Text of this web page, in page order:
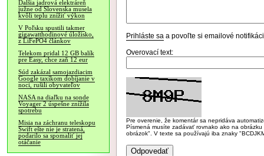
Ďalšia jadrová elektráreň
južne od Slovenska musela
kvôli teplu znížiť výkon
V Poľsku spustili takmer
gigawatthodinové úložisko,
z LiFePO4 článkov
Telekom pridal 12 GB balík
pre Easy, chce zaň 12 eur
Súd zakázal samojazdiacim
Google taxíkom dobíjanie v
noci, rušili obyvateľov
NASA na diaľku na sonde
Voyager 2 úspešne znížila
spotrebu
Misia na záchranu teleskopu
Swift ešte nie je stratená,
podarilo sa spomaliť jej
otáčanie
Prihláste sa a povoľte si emailové
Overovací text:
Pre overenie, že komentár sa nepridáva
Písmená musíte zadávať rovnako ako na
obrázok". V texte sa používajú iba znaky